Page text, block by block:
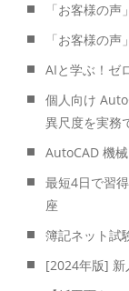
「お客様の
「お客様の声
AIと学ぶ！ゼ
個人向け
異尺度を実務
AutoCAD 機
最短4日で習
座
簿記ネット試
[2024年版] 新